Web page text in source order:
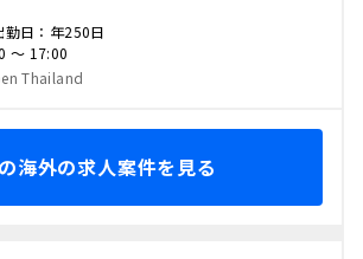
日：年250日
〜 17:00
Thailand
海外の求人案件を見る